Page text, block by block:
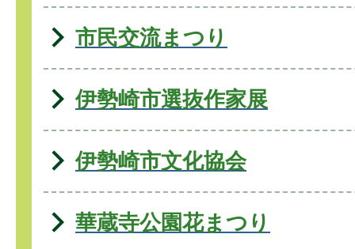
市民交流まつり
伊勢崎市選抜作家展
伊勢崎市文化協会
華蔵寺公園花まつり